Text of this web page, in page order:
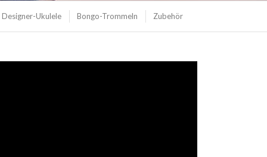
Designer-Ukulele Bongo-Trommeln Zubehör